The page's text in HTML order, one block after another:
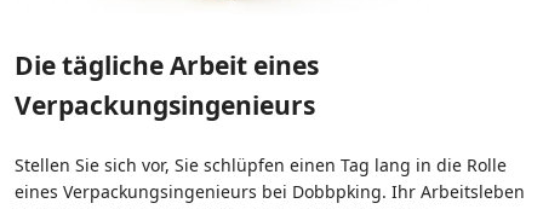
Die tägliche Arbeit eines
Verpackungsingenieurs
Stellen Sie sich vor, Sie schlüpfen einen Tag lang in die Rolle
eines Verpackungsingenieurs bei Dobbpking. Ihr Arbeitsleben